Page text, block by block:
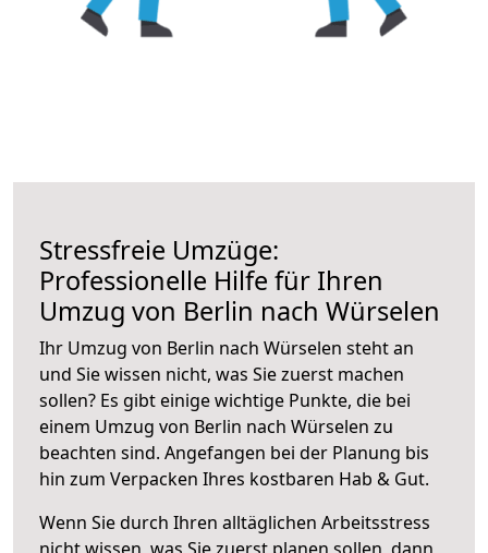
Stressfreie Umzüge:
Professionelle Hilfe für Ihren
Umzug von Berlin nach Würselen
Ihr Umzug von Berlin nach Würselen steht an
und Sie wissen nicht, was Sie zuerst machen
sollen? Es gibt einige wichtige Punkte, die bei
einem Umzug von Berlin nach Würselen zu
beachten sind. Angefangen bei der Planung bis
hin zum Verpacken Ihres kostbaren Hab & Gut.
Wenn Sie durch Ihren alltäglichen Arbeitsstress